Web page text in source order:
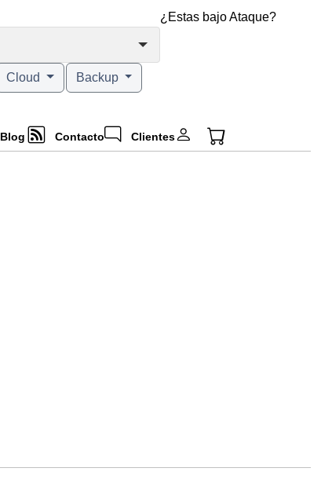
¿Estas bajo Ataque?
Cloud Backup
Blog Contacto Clientes